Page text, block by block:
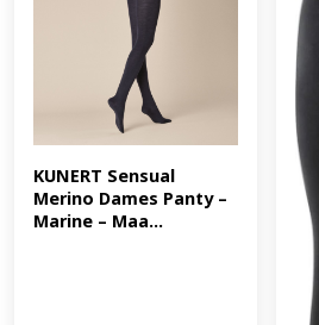
KUNERT Sensual
Merino Dames Panty –
Marine – Maa...